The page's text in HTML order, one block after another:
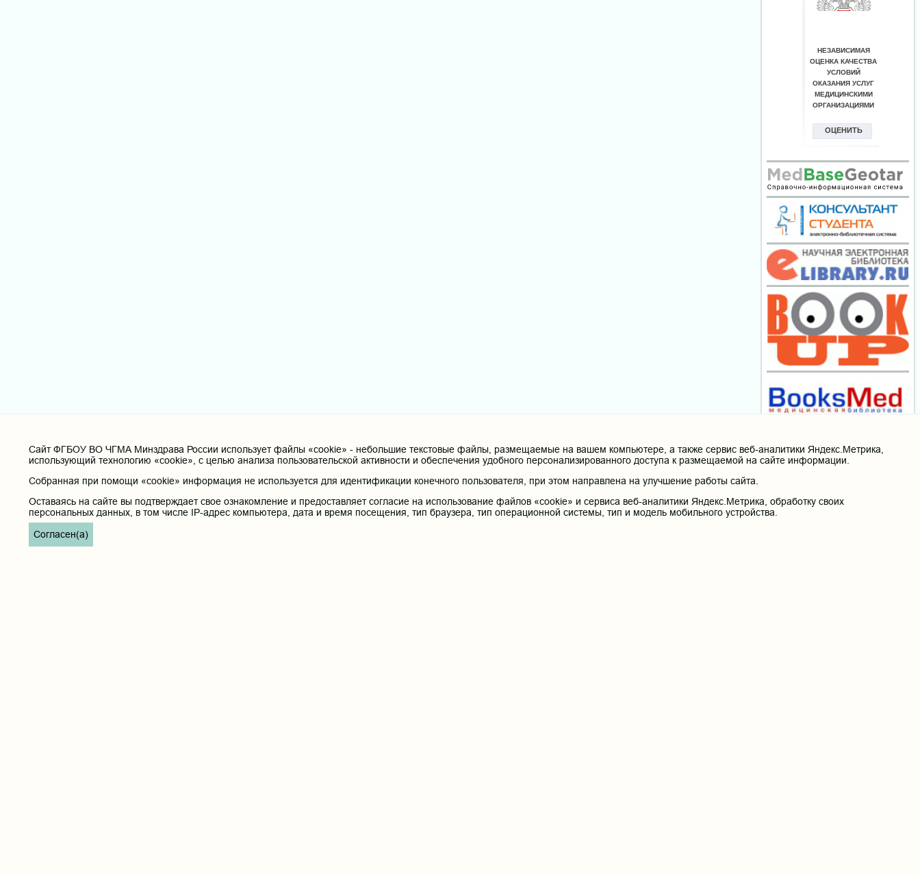
Cайт ФГБОУ ВО ЧГМА Минздрава России использует файлы «cookie» - небольшие текстовые файлы, размещаемые на вашем компьютере, а также сервис веб-аналитики Яндекс.Метрика,
использующий технологию «cookie», с целью анализа пользовательской активности и обеспечения удобного персонализированного доступа к размещаемой на сайте информации.
Собранная при помощи «cookie» информация не используется для идентификации конечного пользователя, при этом направлена на улучшение работы сайта.
Оставаясь на сайте вы подтверждает свое ознакомление и предоставляет согласие на использование файлов «cookie» и сервиса веб-аналитики Яндекс.Метрика, обработку своих
персональных данных, в том числе IP-адрес компьютера, дата и время посещения, тип браузера, тип операционной системы, тип и модель мобильного устройства.
Согласен(а)